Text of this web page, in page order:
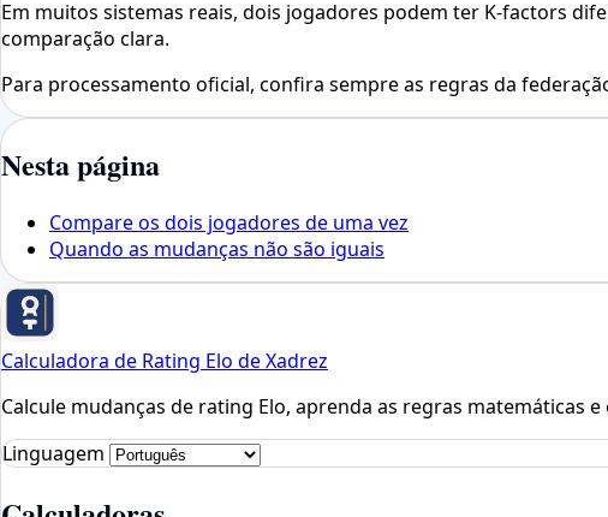
Em muitos sistemas reais, dois jogadores podem ter K-factors
comparação clara.
Para processamento oficial, confira sempre as regras da
Nesta página
Compare os dois jogadores de uma vez
Quando as mudanças não são iguais
Calculadora de Rating Elo de Xadrez
Calcule mudanças de rating Elo, aprenda as regras matemáticas
Linguagem